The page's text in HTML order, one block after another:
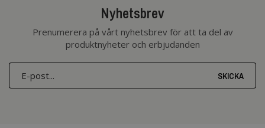
Nyhetsbrev
Prenumerera på vårt nyhetsbrev för att ta del av
produktnyheter och erbjudanden
SKICKA